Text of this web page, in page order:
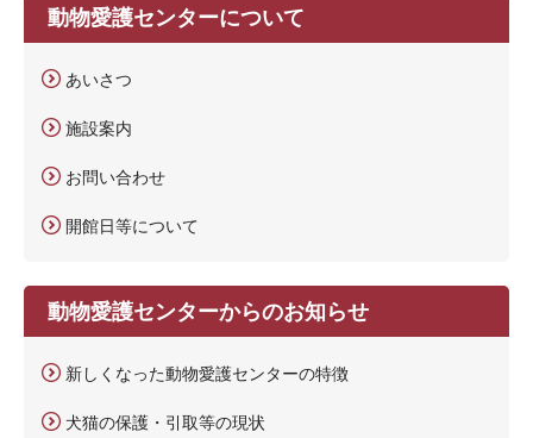
動物愛護センターについて
あいさつ
施設案内
お問い合わせ
開館日等について
動物愛護センターからのお知らせ
新しくなった動物愛護センターの特徴
犬猫の保護・引取等の現状